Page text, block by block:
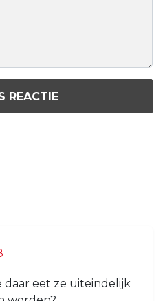
REACTIE
daar eet ze uiteindelijk